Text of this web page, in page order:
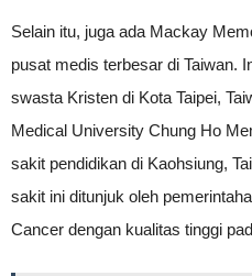
Selain itu, juga ada Mackay
pusat medis terbesar di Taiwan.
swasta Kristen di Kota Taipei,
Medical University Chung Ho
sakit pendidikan di Kaohsiung,
sakit ini ditunjuk oleh
Cancer dengan kualitas tinggi